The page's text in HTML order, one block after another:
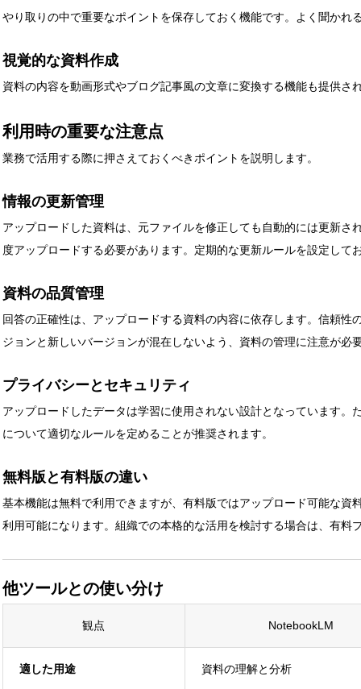
やり取りの中で重要なポイントを保存しておく機能です。よく聞かれ
視覚的な資料作成
資料の内容を動画形式やブログ記事風の文章に変換する機能も提供さ
利用時の重要な注意点
業務で活用する際に押さえておくべきポイントを説明します。
情報の更新管理
アップロードした資料は、元ファイルを修正しても自動的には更新
度アップロードする必要があります。定期的な更新ルールを設定して
資料の品質管理
回答の正確性は、アップロードする資料の内容に依存します。信頼
ジョンと新しいバージョンが混在しないよう、資料の管理に注意が必
プライバシーとセキュリティ
アップロードしたデータは学習に使用されない設計となっています
について適切なルールを定めることが推奨されます。
無料版と有料版の違い
基本機能は無料で利用できますが、有料版ではアップロード可能な
利用可能になります。組織での本格的な活用を検討する場合は、有料
他ツールとの使い分け
観点 NotebookLM
適した用途 資料の理解と分析